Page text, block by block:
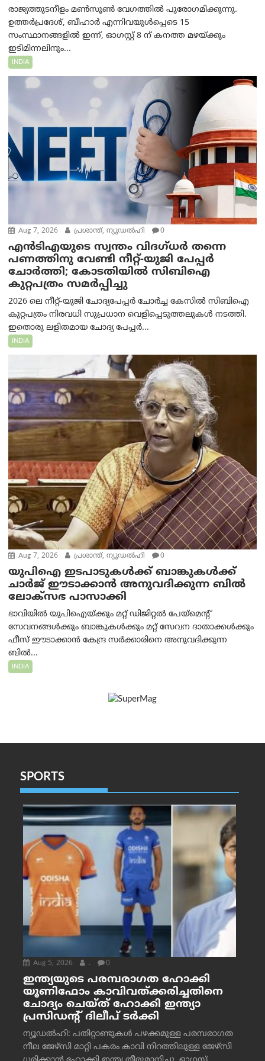
രാജ്യത്തുടനീളം മൺസൂൺ വേഗത്തിൽ പുരോഗമിക്കുന്നു.
ഉത്തർപ്രദേശ്, ബീഹാർ എന്നിവയുൾപ്പെടെ 15
സംസ്ഥാനങ്ങളിൽ ഇന്ന്, ഓഗസ്റ്റ് 8 ന് കനത്ത മഴയ്ക്കും
ഇടിമിന്നലിനും...
INDIA
Aug 7, 2026 പ്രശാന്ത്, ന്യൂഡല്‍ഹി 0
എൻ‌ടി‌എയുടെ സ്വന്തം വിദഗ്ധർ തന്നെ
പണത്തിനു വേണ്ടി നീറ്റ്-യു‌ജി പേപ്പർ
ചോർത്തി; കോടതിയില്‍ സിബിഐ
കുറ്റപത്രം സമര്‍പ്പിച്ചു
2026 ലെ നീറ്റ്-യുജി ചോദ്യപേപ്പർ ചോർച്ച കേസിൽ സിബിഐ
കുറ്റപത്രം നിരവധി സുപ്രധാന വെളിപ്പെടുത്തലുകൾ നടത്തി.
ഇതൊരു ലളിതമായ ചോദ്യ പേപ്പർ...
INDIA
Aug 7, 2026 പ്രശാന്ത്, ന്യൂഡല്‍ഹി 0
യുപിഐ ഇടപാടുകൾക്ക് ബാങ്കുകൾക്ക്
ചാർജ് ഈടാക്കാൻ അനുവദിക്കുന്ന ബിൽ
ലോക്‌സഭ പാസാക്കി
ഭാവിയിൽ യുപിഐയ്ക്കും മറ്റ് ഡിജിറ്റൽ പേയ്‌മെന്റ്
സേവനങ്ങൾക്കും ബാങ്കുകൾക്കും മറ്റ് സേവന ദാതാക്കൾക്കും
ഫീസ് ഈടാക്കാൻ കേന്ദ്ര സർക്കാരിനെ അനുവദിക്കുന്ന
ബിൽ...
INDIA
SPORTS
Aug 5, 2026 . 0
ഇന്ത്യയുടെ പരമ്പരാഗത ഹോക്കി
യൂണിഫോം കാവിവത്ക്കരിച്ചതിനെ
ചോദ്യം ചെയ്ത് ഹോക്കി ഇന്ത്യാ
പ്രസിഡന്റ് ദിലീപ് ടര്‍ക്കി
ന്യൂഡൽഹി: പതിറ്റാണ്ടുകൾ പഴക്കമുള്ള പരമ്പരാഗത
നീല ജേഴ്‌സി മാറ്റി പകരം കാവി നിറത്തിലുള്ള ജേഴ്‌സി